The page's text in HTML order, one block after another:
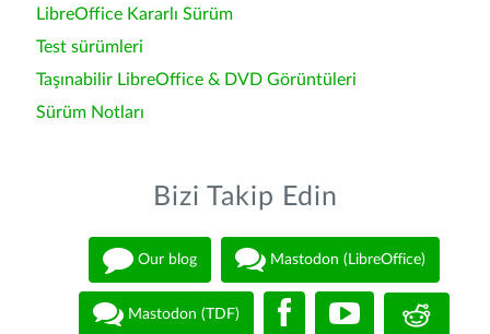
LibreOffice Kararlı Sürüm
Test sürümleri
Taşınabilir LibreOffice & DVD Görüntüleri
Sürüm Notları
Bizi Takip Edin
Our blog Mastodon (LibreOffice)
Mastodon (TDF)